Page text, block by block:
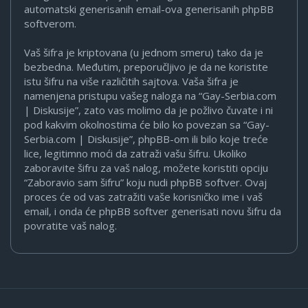
automatski generisanih email-ova generisanih phpBB
softverom.
Vaš šifra je kriptovana (u jednom smeru) tako da je
bezbedna. Međutim, preporučljivo je da ne koristite
istu šifru na više različitih sajtova. Vaša šifra je
namenjena pristupu vašeg naloga na “Gay-Serbia.com
| Diskusije”, zato vas molimo da je požlivo čuvate i ni
pod kakvim okolnostima će bilo ko povezan sa “Gay-
Serbia.com | Diskusije”, phpBB-om ili bilo koje treće
lice, legitimno moći da zatraži vašu šifru. Ukoliko
zaboravite šifru za vaš nalog, možete koristiti opciju
“Zaboravio sam šifru” koju nudi phpBB softver. Ovaj
proces će od vas zatražiti vaše korisničko ime i vaš
email, i onda će phpBB softver generisati novu šifru da
povratite vaš nalog.